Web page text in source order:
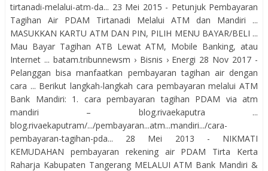
tirtanadi-melalui-atm-da... 23 Mei 2015 - Petunjuk Pembayaran
Tagihan Air PDAM Tirtanadi Melalui ATM dan Mandiri ...
MASUKKAN KARTU ATM DAN PIN, PILIH MENU BAYAR/BELI ...
Mau Bayar Tagihan ATB Lewat ATM, Mobile Banking, atau
Internet ... batam.tribunnewsm › Bisnis › Energi 28 Nov 2017 -
Pelanggan bisa manfaatkan pembayaran tagihan air dengan
cara ... Berikut langkah-langkah cara pembayaran melalui ATM
Bank Mandiri: 1. cara pembayaran tagihan PDAM via atm
mandiri – blog.rivaekaputra ...
blog.rivaekaputram/.../pembayaran...atm...mandiri.../cara-
pembayaran-tagihan-pda... 28 Mei 2013 - NIKMATI
KEMUDAHAN pembayaran rekening air PDAM Tirta Kerta
Raharja Kabupaten Tangerang MELALUI ATM Bank Mandiri &